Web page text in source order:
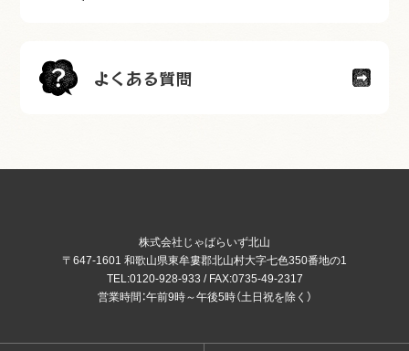
よくある質問
株式会社じゃばらいず北山
〒647-1601 和歌山県東牟婁郡北山村大字七色350番地の1
TEL:0120-928-933 / FAX:0735-49-2317
営業時間：午前9時～午後5時（土日祝を除く）